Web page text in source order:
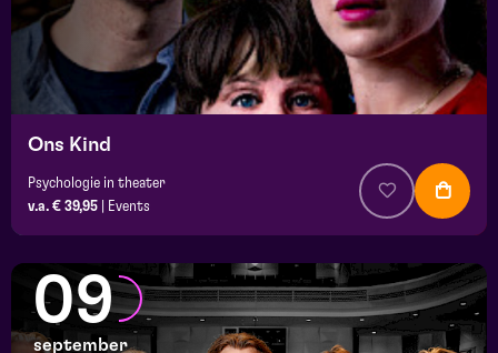
Ons Kind
Psychologie in theater
v.a. € 39,95
Events
09
september